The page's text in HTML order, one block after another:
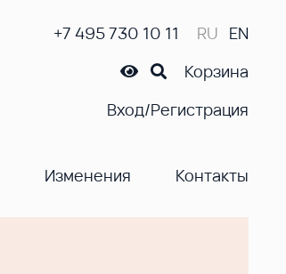
+7 495 730 10 11 RU EN
Корзина
Вход/Регистрация
Изменения Контакты